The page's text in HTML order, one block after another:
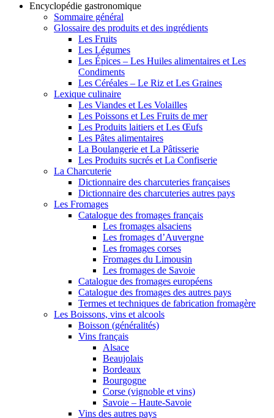
Encyclopédie gastronomique
Sommaire général
Glossaire des produits et des ingrédients
Les Fruits
Les Légumes
Les Épices – Les Huiles alimentaires et Les
Condiments
Les Céréales – Le Riz et Les Graines
Lexique culinaire
Les Viandes et Les Volailles
Les Poissons et Les Fruits de mer
Les Produits laitiers et Les Œufs
Les Pâtes alimentaires
La Boulangerie et La Pâtisserie
Les Produits sucrés et La Confiserie
La Charcuterie
Dictionnaire des charcuteries françaises
Dictionnaire des charcuteries autres pays
Les Fromages
Catalogue des fromages français
Les fromages alsaciens
Les fromages d’Auvergne
Les fromages corses
Fromages du Limousin
Les fromages de Savoie
Catalogue des fromages européens
Catalogue des fromages des autres pays
Termes et techniques de fabrication fromagère
Les Boissons, vins et alcools
Boisson (généralités)
Vins français
Alsace
Beaujolais
Bordeaux
Bourgogne
Corse (vignoble et vins)
Savoie – Haute-Savoie
Vins des autres pays